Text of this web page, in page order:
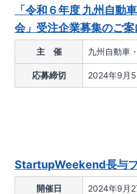
「令和６年度 九州自動
会」受注企業募集のご案
主 催 九州自動車
応募締切 2024年9月5
StartupWeekend長与
開催日 2024年9月